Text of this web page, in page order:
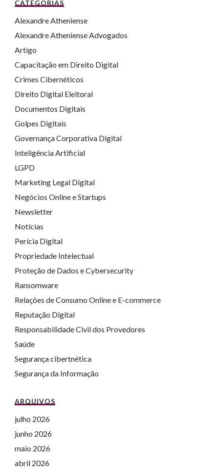
CATEGORIAS
Alexandre Atheniense
Alexandre Atheniense Advogados
Artigo
Capacitação em Direito Digital
Crimes Cibernéticos
Direito Digital Eleitoral
Documentos Digitais
Golpes Digitais
Governança Corporativa Digital
Inteligência Artificial
LGPD
Marketing Legal Digital
Negócios Online e Startups
Newsletter
Notícias
Perícia Digital
Propriedade Intelectual
Proteção de Dados e Cybersecurity
Ransomware
Relações de Consumo Online e E-commerce
Reputação Digital
Responsabilidade Civil dos Provedores
Saúde
Segurança cibertnética
Segurança da Informação
ARQUIVOS
julho 2026
junho 2026
maio 2026
abril 2026